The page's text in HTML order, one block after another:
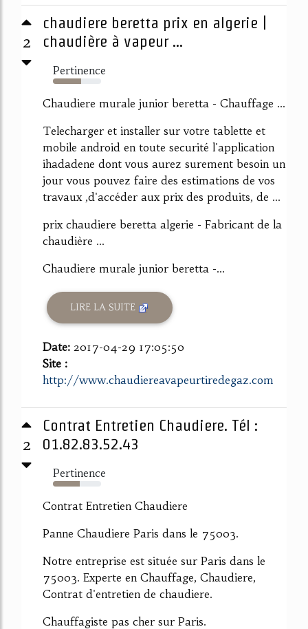
2
chaudiere beretta prix en algerie |
chaudière à vapeur ...
Pertinence
58%
Chaudiere murale junior beretta - Chauffage ...
Telecharger et installer sur votre tablette et
mobile android en toute securité l'application
ihadadene dont vous aurez surement besoin un
jour vous pouvez faire des estimations de vos
travaux ,d'accéder aux prix des produits, de ...
prix chaudiere beretta algerie - Fabricant de la
chaudière ...
Chaudiere murale junior beretta -...
LIRE LA SUITE
Date: 2017-04-29 17:05:50
Site :
http://www.chaudiereavapeurtiredegaz.com
2
Contrat Entretien Chaudiere. Tél :
01.82.83.52.43
Pertinence
55%
Contrat Entretien Chaudiere
Panne Chaudiere Paris dans le 75003.
Notre entreprise est située sur Paris dans le
75003. Experte en Chauffage, Chaudiere,
Contrat d'entretien de chaudiere.
Chauffagiste pas cher sur Paris.